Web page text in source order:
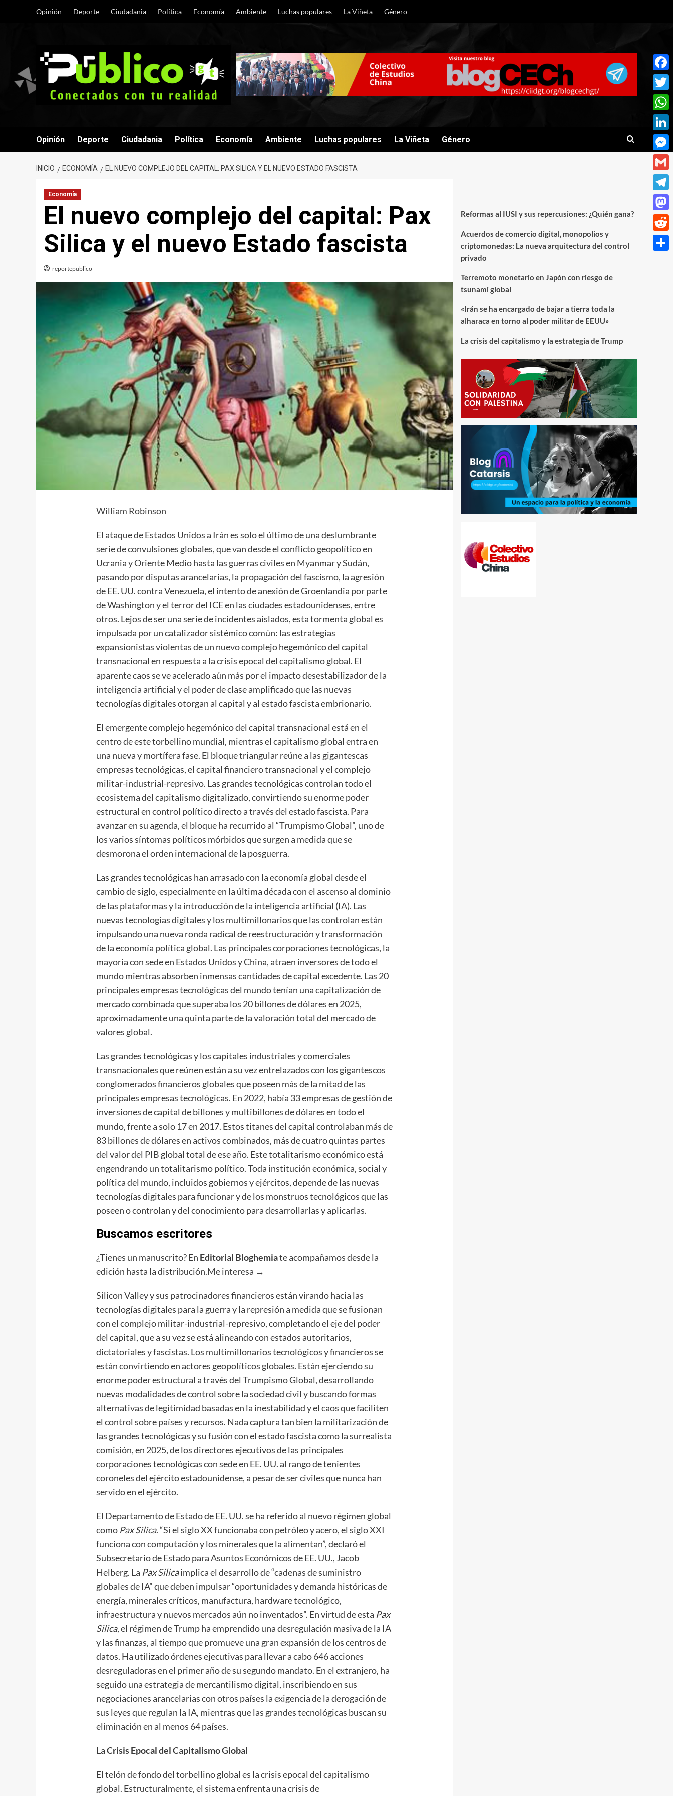
Opinión Deporte Ciudadania Política Economía Ambiente Luchas populares La Viñeta Género
Opinión Deporte Ciudadania Política Economía Ambiente Luchas populares La Viñeta Género
INICIO ECONOMÍA EL NUEVO COMPLEJO DEL CAPITAL: PAX SILICA Y EL NUEVO ESTADO FASCISTA
Economía
El nuevo complejo del capital: Pax
Silica y el nuevo Estado fascista
reportepublico
William Robinson
El ataque de Estados Unidos a Irán es solo el último de una deslumbrante
serie de convulsiones globales, que van desde el conflicto geopolítico en
Ucrania y Oriente Medio hasta las guerras civiles en Myanmar y Sudán,
pasando por disputas arancelarias, la propagación del fascismo, la agresión
de EE. UU. contra Venezuela, el intento de anexión de Groenlandia por parte
de Washington y el terror del ICE en las ciudades estadounidenses, entre
otros. Lejos de ser una serie de incidentes aislados, esta tormenta global es
impulsada por un catalizador sistémico común: las estrategias
expansionistas violentas de un nuevo complejo hegemónico del capital
transnacional en respuesta a la crisis epocal del capitalismo global. El
aparente caos se ve acelerado aún más por el impacto desestabilizador de la
inteligencia artificial y el poder de clase amplificado que las nuevas
tecnologías digitales otorgan al capital y al estado fascista embrionario.
El emergente complejo hegemónico del capital transnacional está en el
centro de este torbellino mundial, mientras el capitalismo global entra en
una nueva y mortífera fase. El bloque triangular reúne a las gigantescas
empresas tecnológicas, el capital financiero transnacional y el complejo
militar-industrial-represivo. Las grandes tecnológicas controlan todo el
ecosistema del capitalismo digitalizado, convirtiendo su enorme poder
estructural en control político directo a través del estado fascista. Para
avanzar en su agenda, el bloque ha recurrido al “Trumpismo Global”, uno de
los varios síntomas políticos mórbidos que surgen a medida que se
desmorona el orden internacional de la posguerra.
Las grandes tecnológicas han arrasado con la economía global desde el
cambio de siglo, especialmente en la última década con el ascenso al dominio
de las plataformas y la introducción de la inteligencia artificial (IA). Las
nuevas tecnologías digitales y los multimillonarios que las controlan están
impulsando una nueva ronda radical de reestructuración y transformación
de la economía política global. Las principales corporaciones tecnológicas, la
mayoría con sede en Estados Unidos y China, atraen inversores de todo el
mundo mientras absorben inmensas cantidades de capital excedente. Las 20
principales empresas tecnológicas del mundo tenían una capitalización de
mercado combinada que superaba los 20 billones de dólares en 2025,
aproximadamente una quinta parte de la valoración total del mercado de
valores global.
Las grandes tecnológicas y los capitales industriales y comerciales
transnacionales que reúnen están a su vez entrelazados con los gigantescos
conglomerados financieros globales que poseen más de la mitad de las
principales empresas tecnológicas. En 2022, había 33 empresas de gestión de
inversiones de capital de billones y multibillones de dólares en todo el
mundo, frente a solo 17 en 2017. Estos titanes del capital controlaban más de
83 billones de dólares en activos combinados, más de cuatro quintas partes
del valor del PIB global total de ese año. Este totalitarismo económico está
engendrando un totalitarismo político. Toda institución económica, social y
política del mundo, incluidos gobiernos y ejércitos, depende de las nuevas
tecnologías digitales para funcionar y de los monstruos tecnológicos que las
poseen o controlan y del conocimiento para desarrollarlas y aplicarlas.
Buscamos escritores
¿Tienes un manuscrito? En Editorial Bloghemiate acompañamos desde la
edición hasta la distribución.Me interesa →
Silicon Valley y sus patrocinadores financieros están virando hacia las
tecnologías digitales para la guerra y la represión a medida que se fusionan
con el complejo militar-industrial-represivo, completando el eje del poder
del capital, que a su vez se está alineando con estados autoritarios,
dictatoriales y fascistas. Los multimillonarios tecnológicos y financieros se
están convirtiendo en actores geopolíticos globales. Están ejerciendo su
enorme poder estructural a través del Trumpismo Global, desarrollando
nuevas modalidades de control sobre la sociedad civil y buscando formas
alternativas de legitimidad basadas en la inestabilidad y el caos que faciliten
el control sobre países y recursos. Nada captura tan bien la militarización de
las grandes tecnológicas y su fusión con el estado fascista como la surrealista
comisión, en 2025, de los directores ejecutivos de las principales
corporaciones tecnológicas con sede en EE. UU. al rango de tenientes
coroneles del ejército estadounidense, a pesar de ser civiles que nunca han
servido en el ejército.
El Departamento de Estado de EE. UU. se ha referido al nuevo régimen global
como Pax Silica. “Si el siglo XX funcionaba con petróleo y acero, el siglo XXI
funciona con computación y los minerales que la alimentan”, declaró el
Subsecretario de Estado para Asuntos Económicos de EE. UU., Jacob
Helberg. La Pax Silicaimplica el desarrollo de “cadenas de suministro
globales de IA” que deben impulsar “oportunidades y demanda históricas de
energía, minerales críticos, manufactura, hardware tecnológico,
infraestructura y nuevos mercados aún no inventados”. En virtud de esta Pax
Silica, el régimen de Trump ha emprendido una desregulación masiva de la IA
y las finanzas, al tiempo que promueve una gran expansión de los centros de
datos. Ha utilizado órdenes ejecutivas para llevar a cabo 646 acciones
desreguladoras en el primer año de su segundo mandato. En el extranjero, ha
seguido una estrategia de mercantilismo digital, inscribiendo en sus
negociaciones arancelarias con otros países la exigencia de la derogación de
sus leyes que regulan la IA, mientras que las grandes tecnológicas buscan su
eliminación en al menos 64 países.
La Crisis Epocal del Capitalismo Global
El telón de fondo del torbellino global es la crisis epocal del capitalismo
global. Estructuralmente, el sistema enfrenta una crisis de
Reformas al IUSI y sus repercusiones: ¿Quién gana?
Acuerdos de comercio digital, monopolios y
criptomonedas: La nueva arquitectura del control
privado
Terremoto monetario en Japón con riesgo de
tsunami global
«Irán se ha encargado de bajar a tierra toda la
alharaca en torno al poder militar de EEUU»
La crisis del capitalismo y la estrategia de Trump
Gmail